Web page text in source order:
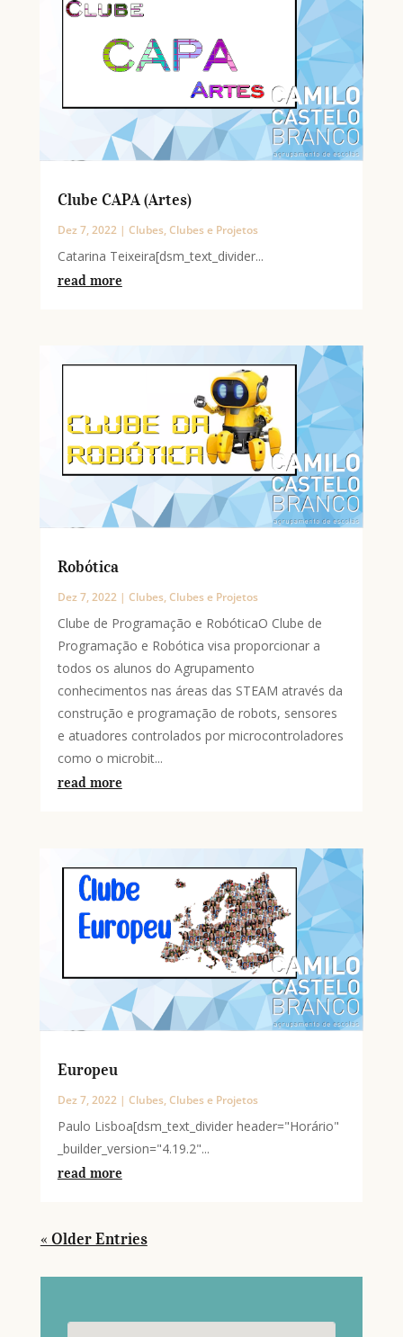
Clube CAPA (Artes)
Dez 7, 2022| Clubes,Clubes e Projetos
Catarina Teixeira[dsm_text_divider...
read more
Robótica
Dez 7, 2022| Clubes,Clubes e Projetos
Clube de Programação e RobóticaO Clube de
Programação e Robótica visa proporcionar a
todos os alunos do Agrupamento
conhecimentos nas áreas das STEAM através da
construção e programação de robots, sensores
e atuadores controlados por microcontroladores
como o microbit...
read more
Europeu
Dez 7, 2022| Clubes,Clubes e Projetos
Paulo Lisboa[dsm_text_divider header="Horário"
_builder_version="4.19.2"...
read more
« Older Entries